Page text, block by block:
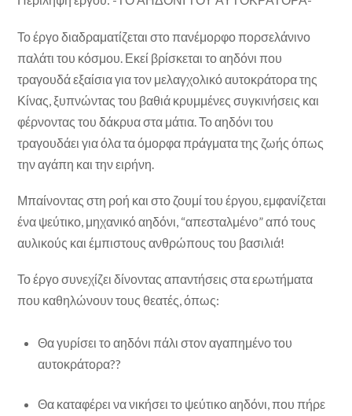
Το έργο διαδραματίζεται στο πανέμορφο πορσελάνινο
παλάτι του κόσμου. Εκεί βρίσκεται το αηδόνι που
τραγουδά εξαίσια για τον μελαγχολικό αυτοκράτορα της
Κίνας, ξυπνώντας του βαθιά κρυμμένες συγκινήσεις και
φέρνοντας του δάκρυα στα μάτια. Το αηδόνι του
τραγουδάει για όλα τα όμορφα πράγματα της ζωής όπως
την αγάπη και την ειρήνη.
Μπαίνοντας στη ροή και στο ζουμί του έργου, εμφανίζεται
ένα ψεύτικο, μηχανικό αηδόνι, “απεσταλμένο” από τους
αυλικούς και έμπιστους ανθρώπους του βασιλιά!
Το έργο συνεχίζει δίνοντας απαντήσεις στα ερωτήματα
που καθηλώνουν τους θεατές, όπως:
Θα γυρίσει το αηδόνι πάλι στον αγαπημένο του
αυτοκράτορα??
Θα καταφέρει να νικήσει το ψεύτικο αηδόνι, που πήρε